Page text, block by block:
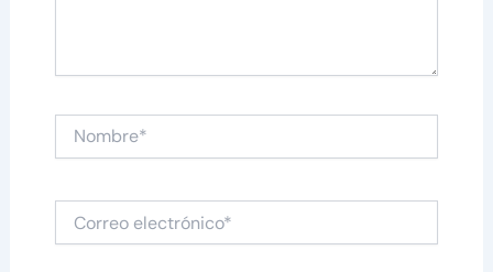
Nombre*
electrónico*